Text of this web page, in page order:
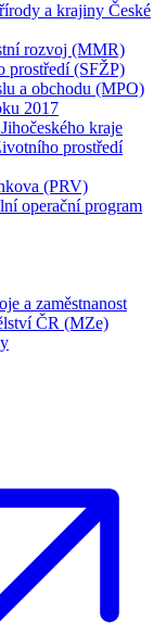
a krajiny České
rozvoj (MMR)
prostředí (SFŽP)
a obchodu (MPO)
2017
kraje
prostředí
(PRV)
operační program
a zaměstnanost
ČR (MZe)